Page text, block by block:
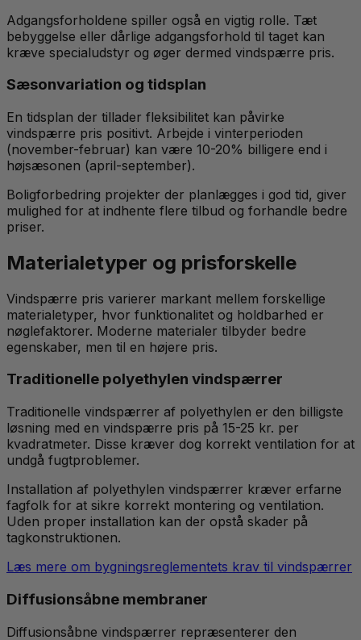
Adgangsforholdene spiller også en vigtig rolle. Tæt
bebyggelse eller dårlige adgangsforhold til taget kan
kræve specialudstyr og øger dermed vindspærre pris.
Sæsonvariation og tidsplan
En tidsplan der tillader fleksibilitet kan påvirke
vindspærre pris positivt. Arbejde i vinterperioden
(november-februar) kan være 10-20% billigere end i
højsæsonen (april-september).
Boligforbedring projekter der planlægges i god tid, giver
mulighed for at indhente flere tilbud og forhandle bedre
priser.
Materialetyper og prisforskelle
Vindspærre pris varierer markant mellem forskellige
materialetyper, hvor funktionalitet og holdbarhed er
nøglefaktorer. Moderne materialer tilbyder bedre
egenskaber, men til en højere pris.
Traditionelle polyethylen vindspærrer
Traditionelle vindspærrer af polyethylen er den billigste
løsning med en vindspærre pris på 15-25 kr. per
kvadratmeter. Disse kræver dog korrekt ventilation for at
undgå fugtproblemer.
Installation af polyethylen vindspærrer kræver erfarne
fagfolk for at sikre korrekt montering og ventilation.
Uden proper installation kan der opstå skader på
tagkonstruktionen.
Læs mere om bygningsreglementets krav til vindspærrer
Diffusionsåbne membraner
Diffusionsåbne vindspærrer repræsenterer den